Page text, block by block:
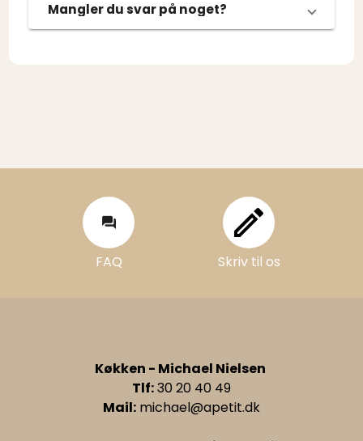
Mangler du svar på noget?
FAQ
FAQ
Skriv til os
Skriv til os
Køkken - Michael Nielsen
Tlf:30 20 40 49
Mail: michael@apetit.dk